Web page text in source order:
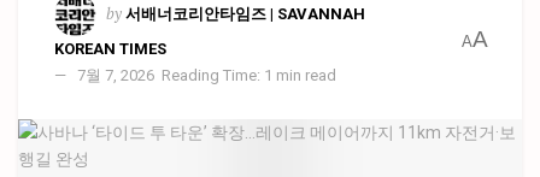
by 서배너코리안타임즈 | SAVANNAH
KOREAN TIMES
7월 7, 2026 Reading Time: 1 min read
AA